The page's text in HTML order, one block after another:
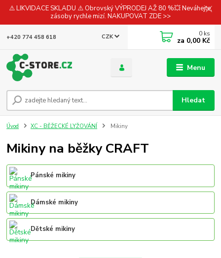
⚠️ LIKVIDACE SKLADU ⚠️ Obrovský VÝPRODEJ AŽ 80 %💥 Neváhejte,
zásoby rychle mizí. NAKUPOVAT ZDE >>
Menu
CZK
Hledat
+420 774 458 618 0 ks
za 0,00 Kč
Úvod XC - BĚŽECKÉ LYŽOVÁNÍ Mikiny
Mikiny na běžky CRAFT
Pánské mikiny
Dámské mikiny
Dětské mikiny